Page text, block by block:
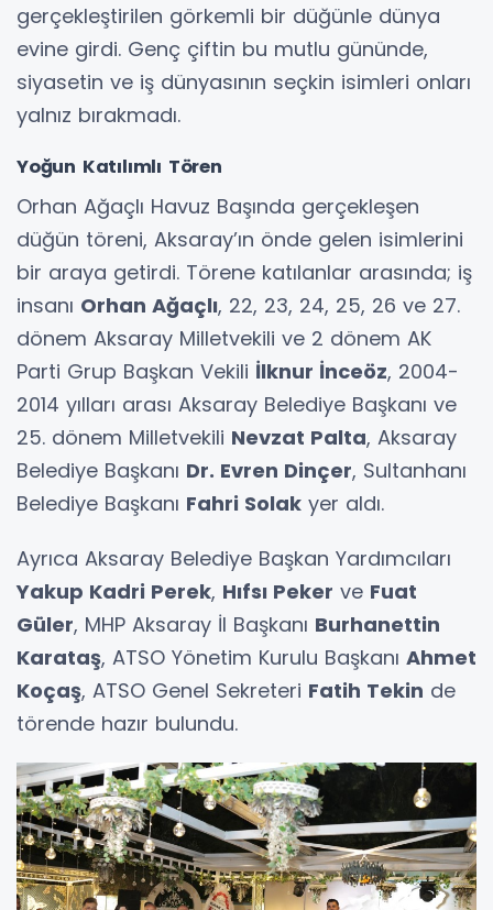
gerçekleştirilen görkemli bir düğünle dünya
evine girdi. Genç çiftin bu mutlu gününde,
siyasetin ve iş dünyasının seçkin isimleri onları
yalnız bırakmadı.
Yoğun Katılımlı Tören
Orhan Ağaçlı Havuz Başında gerçekleşen
düğün töreni, Aksaray’ın önde gelen isimlerini
bir araya getirdi. Törene katılanlar arasında; iş
insanı Orhan Ağaçlı, 22, 23, 24, 25, 26 ve 27.
dönem Aksaray Milletvekili ve 2 dönem AK
Parti Grup Başkan Vekili İlknur İnceöz, 2004-
2014 yılları arası Aksaray Belediye Başkanı ve
25. dönem Milletvekili Nevzat Palta, Aksaray
Belediye Başkanı Dr. Evren Dinçer, Sultanhanı
Belediye Başkanı Fahri Solak yer aldı.
Ayrıca Aksaray Belediye Başkan Yardımcıları
Yakup Kadri Perek, Hıfsı Peker ve Fuat
Güler, MHP Aksaray İl Başkanı Burhanettin
Karataş, ATSO Yönetim Kurulu Başkanı Ahmet
Koçaş, ATSO Genel Sekreteri Fatih Tekin de
törende hazır bulundu.